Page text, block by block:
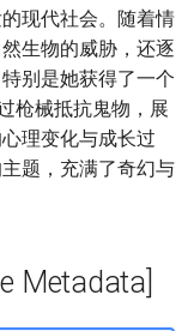
现代社会。随着情
生物的威胁，还逐
别是她获得了一个
枪械抵抗鬼物，展
理变化与成长过
题，充满了奇幻与
Metadata]